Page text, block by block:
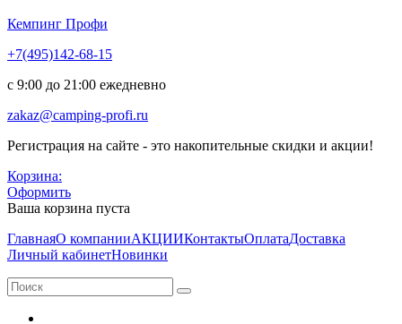
Кемпинг Профи
+7(495)142-68-15
с 9:00 до 21:00 ежедневно
zakaz@camping-profi.ru
Регистрация на сайте - это накопительные скидки и акции!
Корзина:
Оформить
Ваша корзина пуста
ГлавнаяО компанииАКЦИИКонтактыОплатаДоставка
Личный кабинетНовинки